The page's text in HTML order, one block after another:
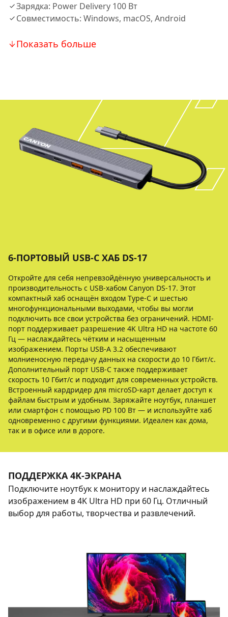
Зарядка: Power Delivery 100 Вт
Совместимость: Windows, macOS, Android
Показать больше
6-ПОРТОВЫЙ USB-C ХАБ DS-17
Откройте для себя непревзойдённую универсальность и
производительность с USB-хабом Canyon DS-17. Этот
компактный хаб оснащён входом Type-C и шестью
многофункциональными выходами, чтобы вы могли
подключить все свои устройства без ограничений. HDMI-
порт поддерживает разрешение 4K Ultra HD на частоте 60
Гц — наслаждайтесь чётким и насыщенным
изображением. Порты USB-A 3.2 обеспечивают
молниеносную передачу данных на скорости до 10 Гбит/с.
Дополнительный порт USB-C также поддерживает
скорость 10 Гбит/с и подходит для современных устройств.
Встроенный кардридер для microSD-карт делает доступ к
файлам быстрым и удобным. Заряжайте ноутбук, планшет
или смартфон с помощью PD 100 Вт — и используйте хаб
одновременно с другими функциями. Идеален как дома,
так и в офисе или в дороге.
ПОДДЕРЖКА 4K-ЭКРАНА
Подключите ноутбук к монитору и наслаждайтесь
изображением в 4K Ultra HD при 60 Гц. Отличный
выбор для работы, творчества и развлечений.